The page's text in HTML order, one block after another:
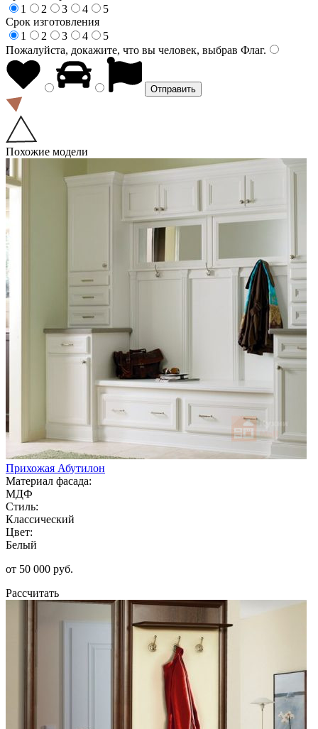
1
2 3 4
5
Срок изготовления
1
2 3 4
5
Пожалуйста, докажите, что вы человек, выбрав Флаг.
Похожие модели
Прихожая Абутилон
Материал фасада:
МДФ
Стиль:
Классический
Цвет:
Белый
от 50 000 руб.
Рассчитать